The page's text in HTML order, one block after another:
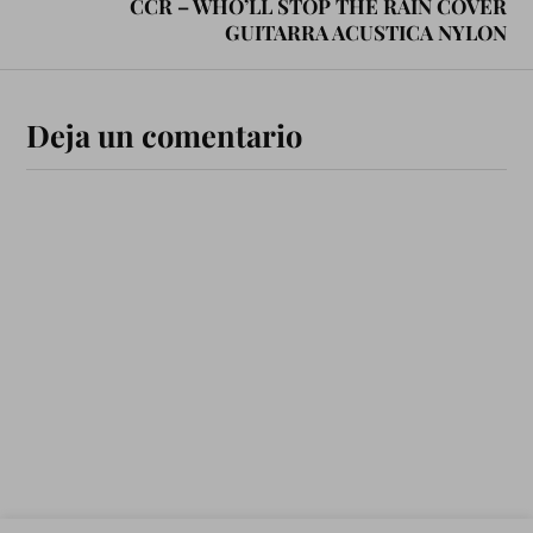
CCR – WHO’LL STOP THE RAIN COVER
GUITARRA ACUSTICA NYLON
Deja un comentario